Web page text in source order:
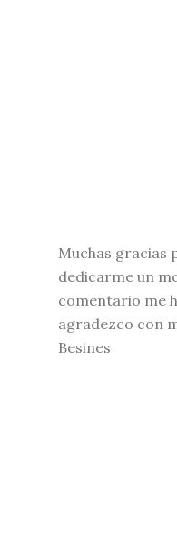
Muchas gracias
dedicarme un
comentario me
agradezco con
Besines